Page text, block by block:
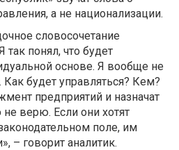
а не национализации.
словосочетание
понял, что будет
основе. Я вообще не
будет управляться? Кем?
предприятий и назначат
не верю. Если они хотят
поле, им
– говорит аналитик.